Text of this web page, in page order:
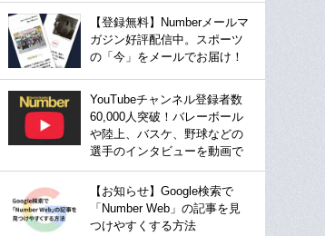
【登録無料】Numberメールマ
ガジン好評配信中。スポーツ
の「今」をメールでお届け！
YouTubeチャンネル登録者数
60,000人突破！バレーボール
や陸上、バスケ、野球などの
選手のインタビューを動画で
【お知らせ】Google検索で
「Number Web」の記事を見
つけやすくする方法